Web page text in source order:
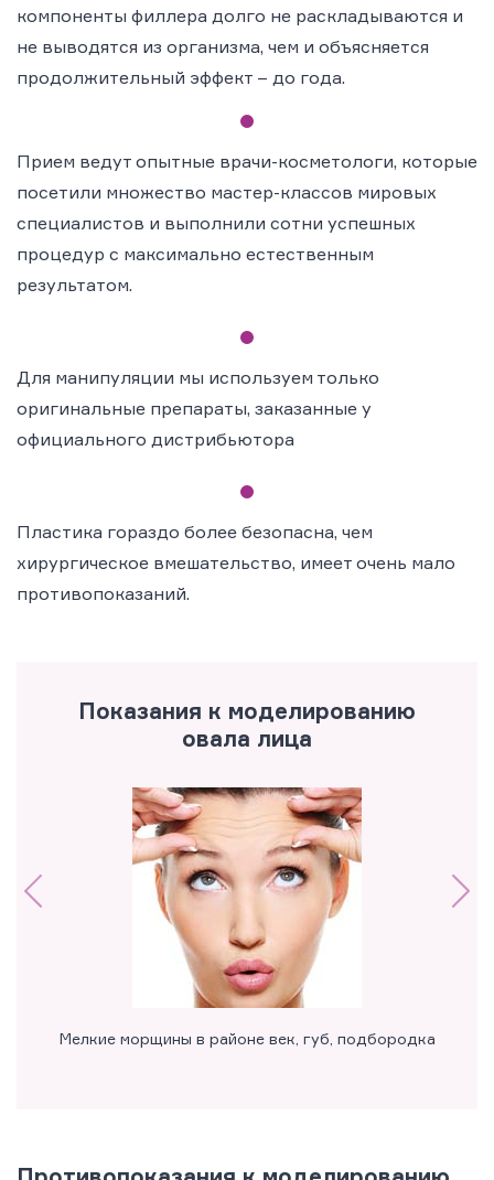
компоненты филлера долго не раскладываются и
не выводятся из организма, чем и объясняется
продолжительный эффект – до года.
Прием ведут опытные врачи-косметологи, которые
посетили множество мастер-классов мировых
специалистов и выполнили сотни успешных
процедур с максимально естественным
результатом.
Для манипуляции мы используем только
оригинальные препараты, заказанные у
официального дистрибьютора
Пластика гораздо более безопасна, чем
хирургическое вмешательство, имеет очень мало
противопоказаний.
Показания к моделированию
овала лица
Мелкие морщины в районе век, губ, подбородка